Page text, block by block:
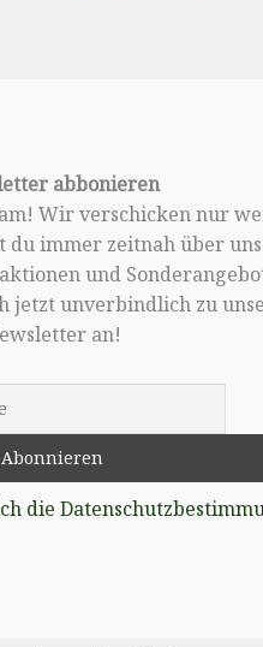
abbonieren
Wir verschicken nur
du immer zeitnah über
und
jetzt unverbindlich zu
an!
die